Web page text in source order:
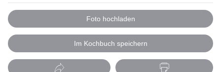
Foto hochladen
Im Kochbuch speichern